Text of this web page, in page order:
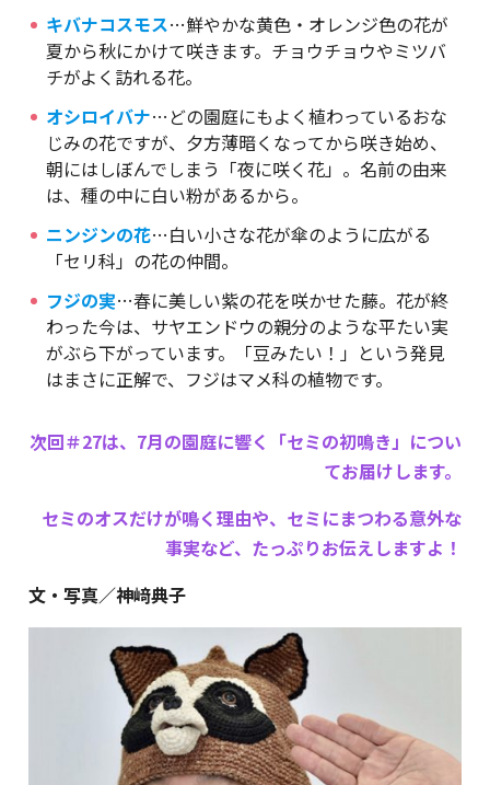
キバナコスモス…鮮やかな黄色・オレンジ色の花が
夏から秋にかけて咲きます。チョウチョウやミツバ
チがよく訪れる花。
オシロイバナ…どの園庭にもよく植わっているおな
じみの花ですが、夕方薄暗くなってから咲き始め、
朝にはしぼんでしまう「夜に咲く花」。名前の由来
は、種の中に白い粉があるから。
ニンジンの花…白い小さな花が傘のように広がる
「セリ科」の花の仲間。
フジの実…春に美しい紫の花を咲かせた藤。花が終
わった今は、サヤエンドウの親分のような平たい実
がぶら下がっています。「豆みたい！」という発見
はまさに正解で、フジはマメ科の植物です。
次回＃27は、7月の園庭に響く「セミの初鳴き」につい
てお届けします。
セミのオスだけが鳴く理由や、セミにまつわる意外な
事実など、たっぷりお伝えしますよ！
文・写真／神﨑典子